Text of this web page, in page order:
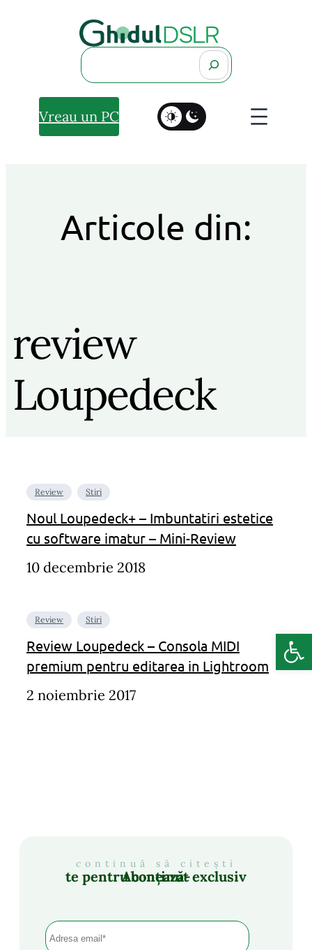
Search
Vreau un PC
Articole din:
review
Loupedeck
Review Stiri
Noul Loupedeck+ – Imbuntatiri estetice
cu software imatur – Mini-Review
10 decembrie 2018
Review Stiri
Review Loupedeck – Consola MIDI
premium pentru editarea in Lightroom
2 noiembrie 2017
continuă să citești
Abonează-te pentru conținut exclusiv